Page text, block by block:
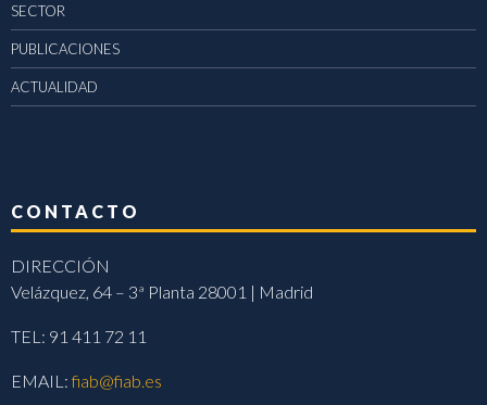
SECTOR
PUBLICACIONES
ACTUALIDAD
CONTACTO
DIRECCIÓN
Velázquez, 64 – 3ª Planta 28001 | Madrid
TEL: 91 411 72 11
EMAIL:fiab@fiab.es